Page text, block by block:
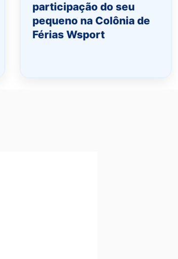
participação do seu
pequeno na Colônia de
Férias Wsport